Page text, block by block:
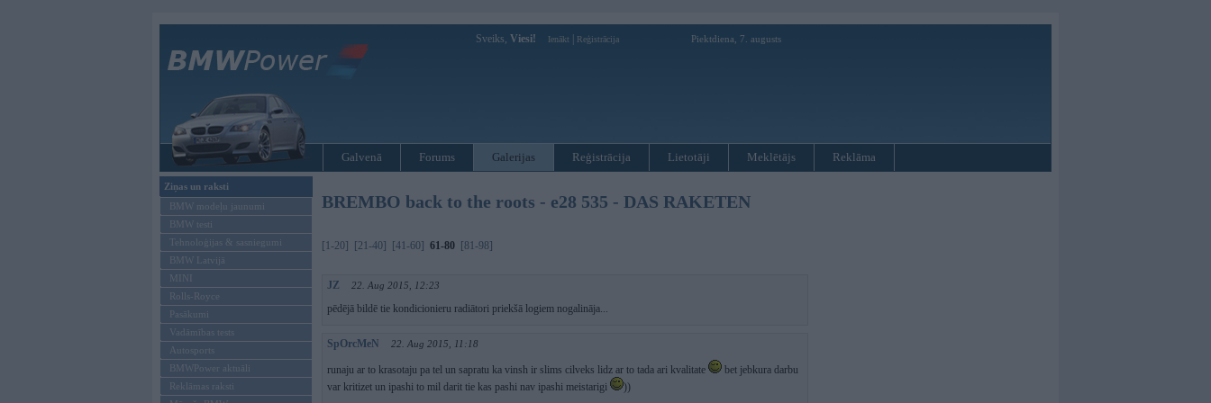
Sveiks, Viesi! Ienākt Reģistrācija Piektdiena, 7. augusts
Galvenā Forums Galerijas Reģistrācija Lietotāji Meklētājs Reklāma
Ziņas un raksti
BMW modeļu jaunumi
BMW testi
Tehnoloģijas & sasniegumi
BMW Latvijā
MINI
Rolls-Royce
Pasākumi
Vadāmības tests
Autosports
BMWPower aktuāli
Reklāmas raksti
BREMBO back to the roots - e28 535 - DAS RAKETEN
[1-20] [21-40] [41-60] 61-80 [81-98]
JZ 22. Aug 2015, 12:23
pēdējā bildē tie kondicionieru radiātori priekšā logiem nogalināja...
SpOrcMeN 22. Aug 2015, 11:18
runaju ar to krasotaju pa tel un sapratu ka vinsh ir slims cilveks lidz ar to tada ari kvalitate
bet jebkura darbu
var kritizet un ipashi to mil darit tie kas pashi nav ipashi meistarigi
))